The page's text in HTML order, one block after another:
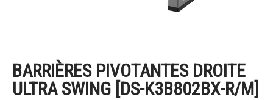
BARRIÈRES PIVOTANTES DROITE
ULTRA SWING [DS-K3B802BX-R/M]